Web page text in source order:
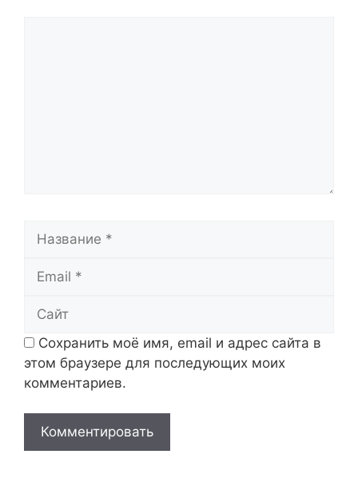
Сохранить моё имя, email и адрес сайта в
этом браузере для последующих моих
комментариев.